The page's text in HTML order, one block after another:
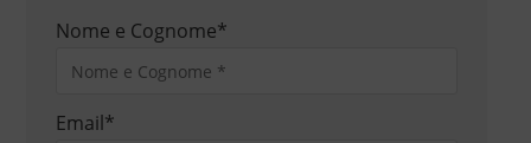
Nome e Cognome*
Email*